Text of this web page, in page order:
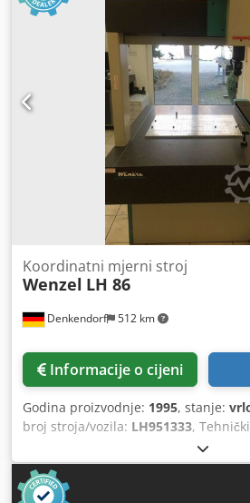
modernizirati novim dodacima
Cjena: na zahtjev! Moguća je
Zadovoljstvo nam je pružiti detaljnu
naša ponuda je usmjerena isključivo
kupce! (podložne promjenama i
podacima, specifikacijama i cijenama
prodaji!) Djdpfod Sv D Nex Ag Nsck
Denkendorf 512 km
Koordinatni mjerni stroj
Wenzel LH 86
Informacije o cijeni
Godina proizvodnje: 1995, stanje:
broj stroja/vozila: LH951333,
Wenzel Tip: LH86 / CNC Izgrađeno:
Mjerni opseg X-os: 800 mm Y-os:
Tipkovnica Tipkovnica PH10M Tip